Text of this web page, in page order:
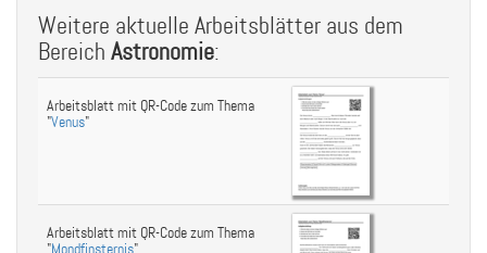
Weitere aktuelle Arbeitsblätter aus dem
Bereich Astronomie:
Arbeitsblatt mit QR-Code zum Thema
"Venus"
Arbeitsblatt mit QR-Code zum Thema
"Mondfinsternis"